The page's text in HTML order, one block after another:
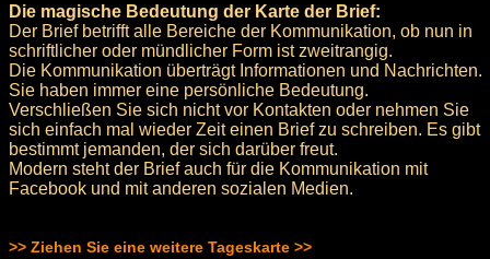
Die magische Bedeutung der Karte der Brief:
Der Brief betrifft alle Bereiche der Kommunikation, ob nun in
schriftlicher oder mündlicher Form ist zweitrangig.
Die Kommunikation überträgt Informationen und Nachrichten.
Sie haben immer eine persönliche Bedeutung.
Verschließen Sie sich nicht vor Kontakten oder nehmen Sie
sich einfach mal wieder Zeit einen Brief zu schreiben. Es gibt
bestimmt jemanden, der sich darüber freut.
Modern steht der Brief auch für die Kommunikation mit
Facebook und mit anderen sozialen Medien.
>> Ziehen Sie eine weitere Tageskarte >>